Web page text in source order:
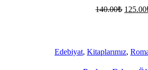
140.00₺ Orijinal
125.00
Edebiyat, Kitaplarımız,